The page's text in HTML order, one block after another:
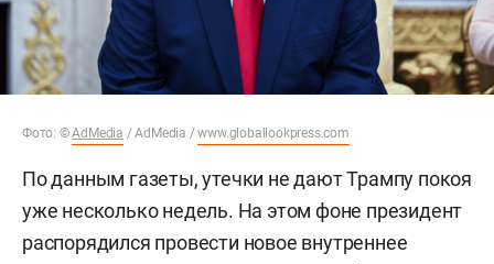
Фото: ©AdMedia / AdMedia /www.globallookpress.com
По данным газеты, утечки не дают Трампу покоя
уже несколько недель. На этом фоне президент
распорядился провести новое внутреннее